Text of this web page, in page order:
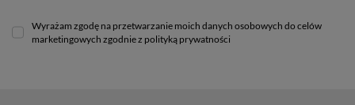
Wyrażam zgodę na przetwarzanie moich danych osobowych do celów
marketingowych zgodnie z polityką prywatności